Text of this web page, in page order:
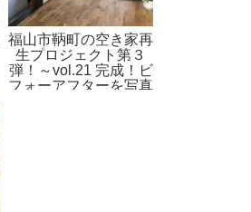
福山市鞆町の空き家再
生プロジェクト第３
弾！～vol.21 完成！ビ
フォーアフターを写真